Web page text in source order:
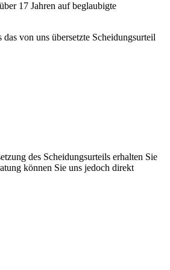
17 Jahren auf beglaubigte
von uns übersetzte Scheidungsurteil
des Scheidungsurteils erhalten Sie
können Sie uns jedoch direkt